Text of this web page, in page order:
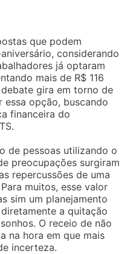
que podem
considerando
já optaram
mais de R$ 116
gira em torno de
opção, buscando
financeira do
de pessoas utilizando o
preocupações surgiram
repercussões de uma
muitos, esse valor
sim um planejamento
a quitação
O receio de não
na hora em que mais
incerteza.